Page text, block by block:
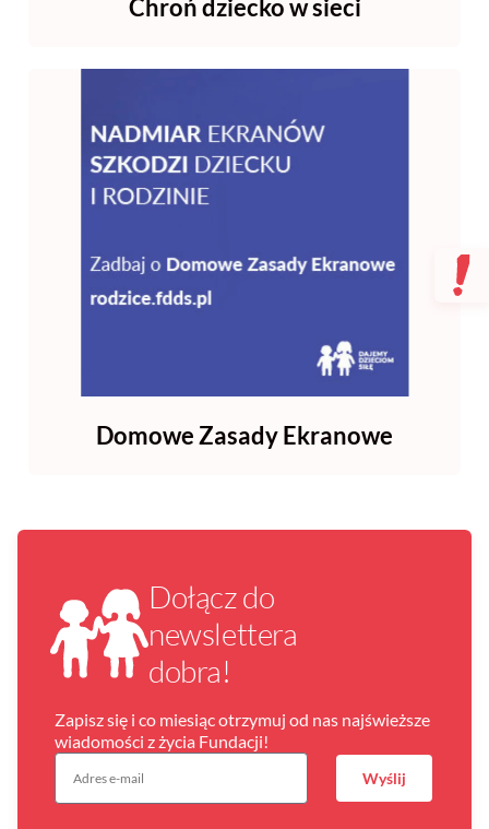
Chroń dziecko w sieci
Domowe Zasady Ekranowe
Dołącz do
newslettera
dobra!
Zapisz się i co miesiąc otrzymuj od nas najświeższe
wiadomości z życia Fundacji!
Wyślij